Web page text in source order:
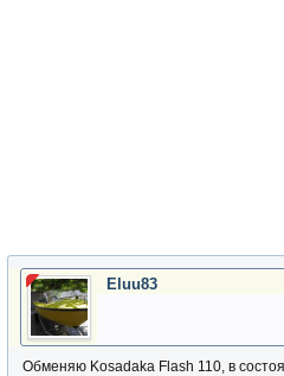
Eluu83
Обменяю Kosadaka Flash 110, в